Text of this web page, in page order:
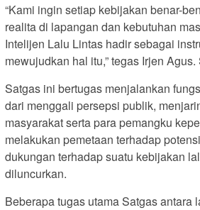
“Kami ingin setiap kebijakan benar-
realita di lapangan dan kebutuhan
Intelijen Lalu Lintas hadir sebagai
mewujudkan hal itu,” tegas Irjen
Satgas ini bertugas menjalankan
dari menggali persepsi publik,
masyarakat serta para pemangku
melakukan pemetaan terhadap
dukungan terhadap suatu kebijakan
diluncurkan.
Beberapa tugas utama Satgas antara